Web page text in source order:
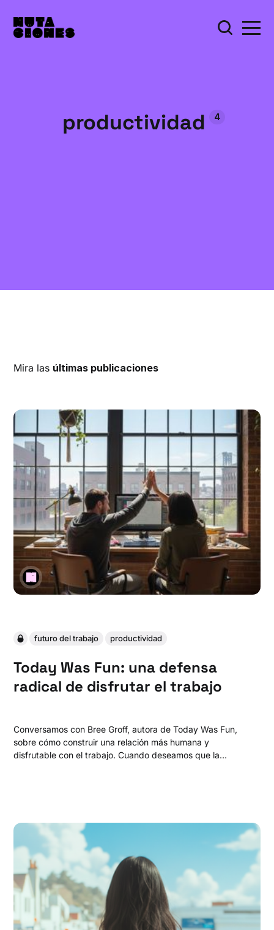
productividad 4
Mira las últimas publicaciones
futuro del trabajo productividad
Today Was Fun: una defensa
radical de disfrutar el trabajo
Conversamos con Bree Groff, autora de Today Was Fun,
sobre cómo construir una relación más humana y
disfrutable con el trabajo. Cuando deseamos que la